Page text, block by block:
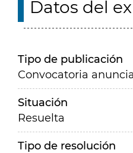
Datos del
Tipo de publicación
Convocatoria
Situación
Resuelta
Tipo de resolución